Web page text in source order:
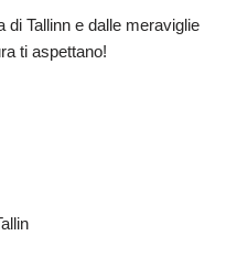
di Tallinn e dalle meraviglie
ti aspettano!